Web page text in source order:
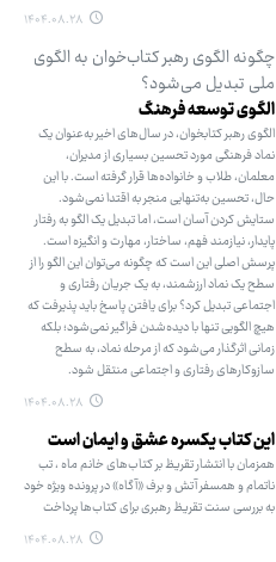
۱۴۰۴.۰۸.۲۸
چگونه الگوی رهبر کتاب‌خوان به الگوی
ملی تبدیل می‌شود؟
الگوی توسعه فرهنگ
الگوی رهبر کتابخوان، در سال‌های اخیر به‌عنوان یک
نماد فرهنگی مورد تحسین بسیاری از مدیران،
معلمان، طلاب و خانواده‌ها قرار گرفته است. با این
حال، تحسین به‌تنهایی منجر به اقتدا نمی‌شود.
ستایش کردن آسان است، اما تبدیل یک الگو به رفتار
پایدار، نیازمند فهم، ساختار، مهارت و انگیزه است.
پرسش اصلی این است که چگونه می‌توان این الگو را از
سطح یک نماد ارزشمند، به یک جریان رفتاری و
اجتماعی تبدیل کرد؟ برای یافتن پاسخ باید پذیرفت که
هیچ الگویی تنها با دیده‌شدن فراگیر نمی‌شود؛ بلکه
زمانی اثرگذار می‌شود که از مرحله نماد، به سطح
سازوکارهای رفتاری و اجتماعی منتقل شود.
۱۴۰۴.۰۸.۲۸
این کتاب یکسره عشق و ایمان است
همزمان با انتشار تقریظ بر کتاب‌های خانم ماه ، تب
ناتمام و همسفر آتش و برف «آگاه» در پرونده ویژه خود
به بررسی سنت تقریظ رهبری برای کتاب‌ها پرداخت
۱۴۰۴.۰۸.۲۸